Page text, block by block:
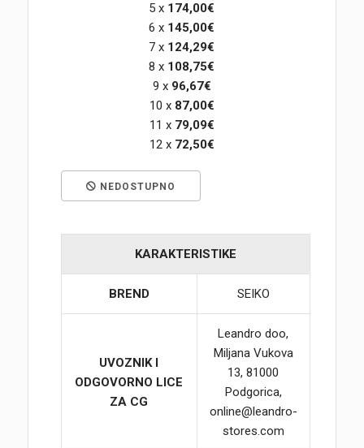
5 x 174,00€
6 x 145,00€
7 x 124,29€
8 x 108,75€
9 x 96,67€
10 x 87,00€
11 x 79,09€
12 x 72,50€
NEDOSTUPNO
KARAKTERISTIKE
BREND SEIKO
UVOZNIK I
ODGOVORNO LICE
ZA CG
Leandro doo,
Miljana Vukova
13, 81000
Podgorica,
online@leandro-
stores.com